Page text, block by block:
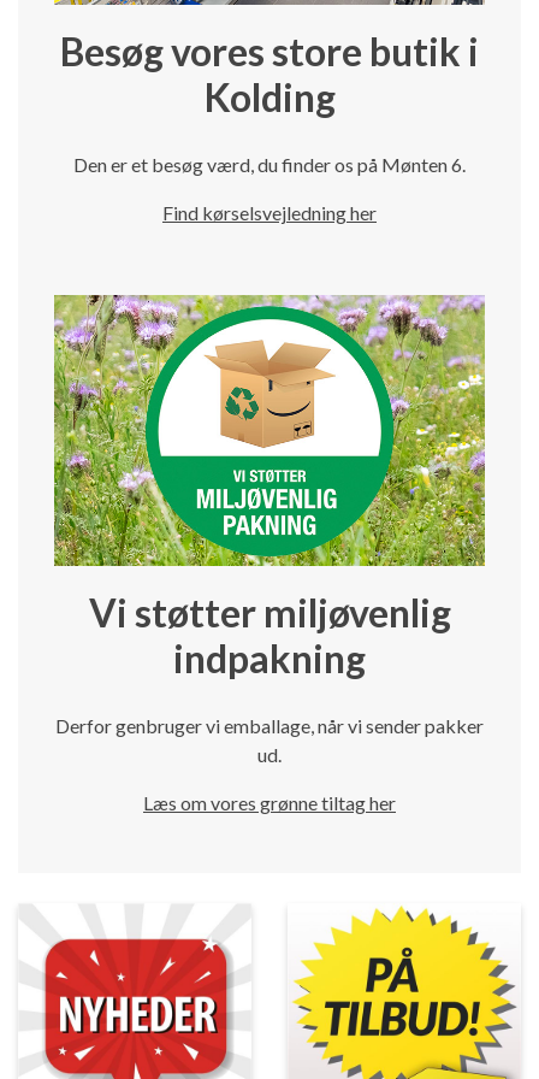
Besøg vores store butik i
Kolding
Den er et besøg værd, du finder os på Mønten 6.
Find kørselsvejledning her
Vi støtter miljøvenlig
indpakning
Derfor genbruger vi emballage, når vi sender pakker
ud.
Læs om vores grønne tiltag her